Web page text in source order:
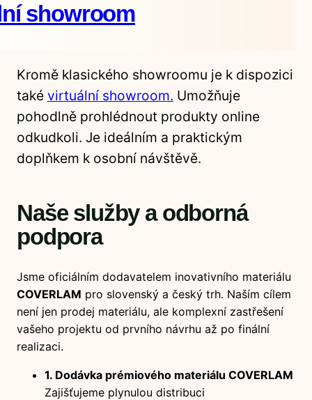
showroom
Kromě klasického showroomu je k dispozici
také virtuální showroom. Umožňuje
pohodlně prohlédnout produkty online
odkudkoli. Je ideálním a praktickým
doplňkem k osobní návštěvě.
Naše služby a odborná
podpora
Jsme oficiálním dodavatelem inovativního materiálu
COVERLAM pro slovenský a český trh. Naším cílem
není jen prodej materiálu, ale komplexní zastřešení
vašeho projektu od prvního návrhu až po finální
realizaci.
1. Dodávka prémiového materiálu COVERLAM
Zajišťujeme plynulou distribuci